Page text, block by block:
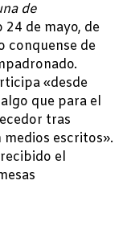
de
de mayo, de
conquense de
«desde
que para el
tras
escritos».
el